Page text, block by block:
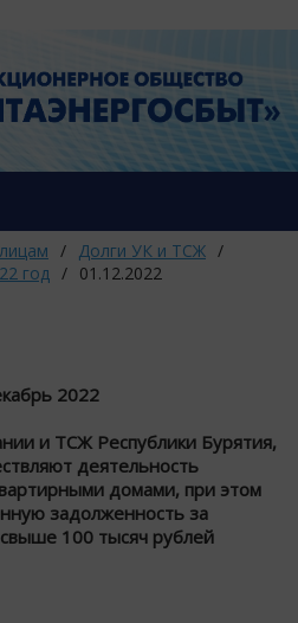
/ Долги УК и ТСЖ /
год / 01.12.2022
2022
и ТСЖ Республики Бурятия,
деятельность
домами, при этом
задолженность за
100 тысяч рублей